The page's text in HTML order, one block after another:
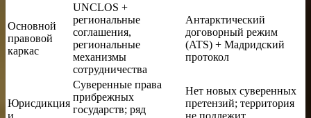
Основной
правовой
каркас
UNCLOS +
региональные
соглашения,
региональные
механизмы
сотрудничества
Антарктический
договорный режим
(ATS) + Мадридский
протокол
Юрисдикция
и
Суверенные права
прибрежных
государств; ряд
Нет новых суверенных
претензий; территория
не подлежит